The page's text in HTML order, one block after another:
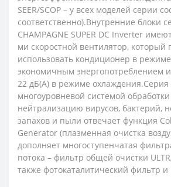
SEER/SCOP – у всех моделей серии
соответственно).Внутренние блоки
CHAMPAGNE SUPER DC Inverter
ми скоростной вентилятор, который
использовать кондиционер в
экономичным энергопотреблением
22 дБ(A) в режиме охлаждения.Серия
многоуровневой системой обработки
нейтрализацию вирусов, бактерий,
запахов и пыли отвечает функция
Generator (плазменная очистка
дополняет многоступенчатая
потока – фильтр общей очистки
также фотокаталитический фильтр